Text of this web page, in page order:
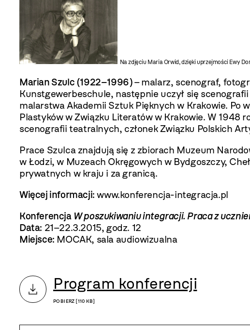
Na zdjęciu Maria Orwid, dzięki uprzejmości Ewy
Marian Szulc (1922–1996)–malarz, scenograf,
Kunstgewerbeschule, następnie uczył się
malarstwa Akademii Sztuk Pięknych w Krakowie. Po
Plastyków w Związku Literatów w Krakowie. W 1948
scenografii teatralnych, członek Związku Polskich
Prace Szulca znajdują się z zbiorach Muzeum
w Łodzi, w Muzeach Okręgowych w Bydgoszczy,
prywatnych w kraju i za granicą.
Więcej informacji: www.konferencja-integracja.pl
Konferencja W poszukiwaniu integracji. Praca z
Data: 21–22.3.2015, godz. 12
Miejsce: MOCAK, sala audiowizualna
Program konferencji
POBIERZ [110 KB]